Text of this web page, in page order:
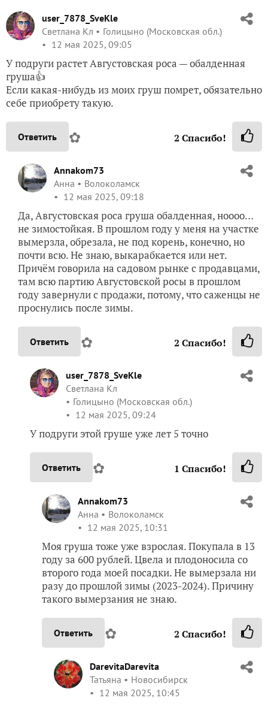
user_7878_SveKle
Светлана Кл
Голицыно (Московская обл.)
12 мая 2025, 09:05
У подруги растет Августовская роса — обалденная
груша👍
Если какая-нибудь из моих груш помрет, обязательно
себе приобрету такую.
Ответить ✿ 2 Спасибо!
Annakom73
Анна
Волоколамск
12 мая 2025, 09:18
Да, Августовская роса груша обалденная, ноооо…
не зимостойкая. В прошлом году у меня на участке
вымерзла, обрезала, не под корень, конечно, но
почти всю. Не знаю, выкарабкается или нет.
Причём говорила на садовом рынке с продавцами,
там всю партию Августовской росы в прошлом
году завернули с продажи, потому, что саженцы не
проснулись после зимы.
Ответить ✿ 2 Спасибо!
user_7878_SveKle
Светлана Кл
Голицыно (Московская обл.)
12 мая 2025, 09:24
У подруги этой груше уже лет 5 точно
Ответить ✿ 1 Спасибо!
Annakom73
Анна
Волоколамск
12 мая 2025, 10:31
Моя груша тоже уже взрослая. Покупала в 13
году за 600 рублей. Цвела и плодоносила со
второго года моей посадки. Не вымерзала ни
разу до прошлой зимы (2023-2024). Причину
такого вымерзания не знаю.
Ответить ✿ 2 Спасибо!
DarevitaDarevita
Татьяна
Новосибирск
12 мая 2025, 10:45